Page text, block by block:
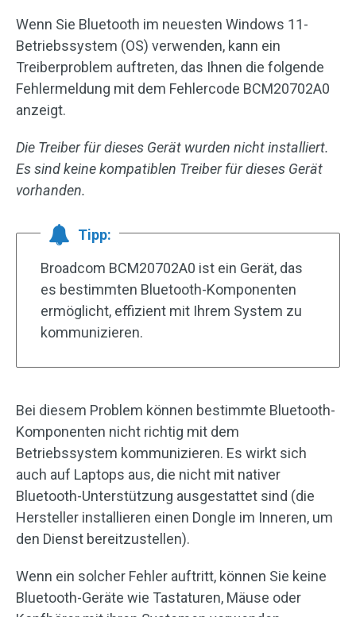
Wenn Sie Bluetooth im neuesten Windows 11-
Betriebssystem (OS) verwenden, kann ein
Treiberproblem auftreten, das Ihnen die folgende
Fehlermeldung mit dem Fehlercode BCM20702A0
anzeigt.
Die Treiber für dieses Gerät wurden nicht installiert.
Es sind keine kompatiblen Treiber für dieses Gerät
vorhanden.
Tipp:
Broadcom BCM20702A0 ist ein Gerät, das
es bestimmten Bluetooth-Komponenten
ermöglicht, effizient mit Ihrem System zu
kommunizieren.
Bei diesem Problem können bestimmte Bluetooth-
Komponenten nicht richtig mit dem
Betriebssystem kommunizieren. Es wirkt sich
auch auf Laptops aus, die nicht mit nativer
Bluetooth-Unterstützung ausgestattet sind (die
Hersteller installieren einen Dongle im Inneren, um
den Dienst bereitzustellen).
Wenn ein solcher Fehler auftritt, können Sie keine
Bluetooth-Geräte wie Tastaturen, Mäuse oder